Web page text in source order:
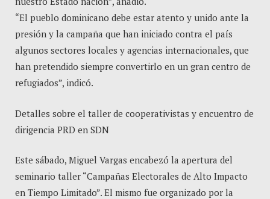
“El pueblo dominicano debe estar atento y unido ante la
presión y la campaña que han iniciado contra el país
algunos sectores locales y agencias internacionales, que
han pretendido siempre convertirlo en un gran centro de
refugiados”, indicó.
Detalles sobre el taller de cooperativistas y encuentro de
dirigencia PRD en SDN
Este sábado, Miguel Vargas encabezó la apertura del
seminario taller “Campañas Electorales de Alto Impacto
en Tiempo Limitado”. El mismo fue organizado por la